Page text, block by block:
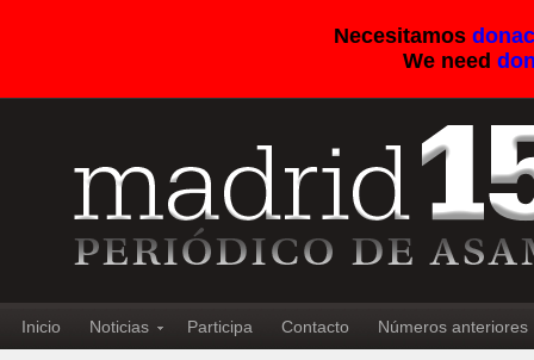
Necesitamos
We need
Inicio Noticias Participa Contacto Números anteriores